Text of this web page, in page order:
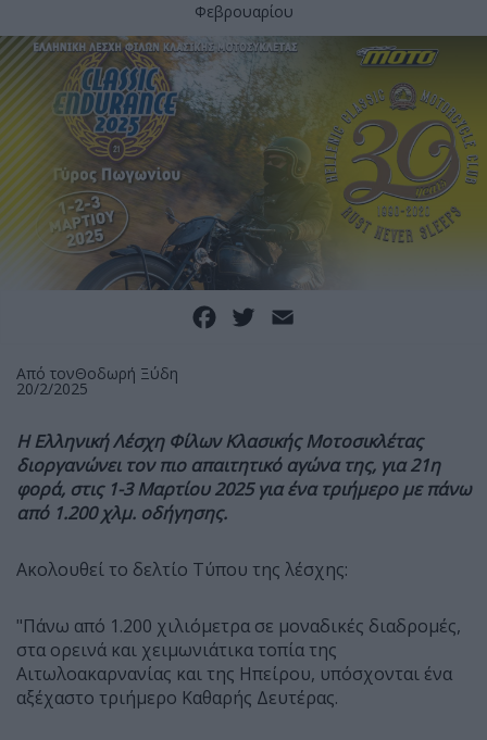
Φεβρουαρίου
Facebook
Twitter
Από τονΘοδωρή Ξύδη
20/2/2025
Η Ελληνική Λέσχη Φίλων Κλασικής Μοτοσικλέτας
διοργανώνει τον πιο απαιτητικό αγώνα της, για 21η
φορά, στις 1-3 Μαρτίου 2025 για ένα τριήμερο με πάνω
από 1.200 χλμ. οδήγησης.
Ακολουθεί το δελτίο Τύπου της λέσχης:
"Πάνω από 1.200 χιλιόμετρα σε μοναδικές διαδρομές,
στα ορεινά και χειμωνιάτικα τοπία της
Αιτωλοακαρνανίας και της Ηπείρου, υπόσχονται ένα
αξέχαστο τριήμερο Καθαρής Δευτέρας.